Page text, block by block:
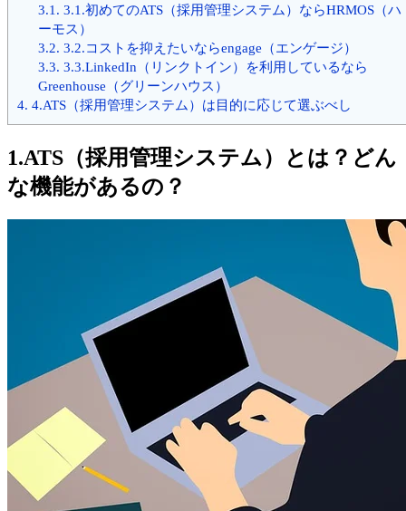
3.1. 3.1.初めてのATS（採用管理システム）ならHRMOS（ハ
ーモス）
3.2. 3.2.コストを抑えたいならengage（エンゲージ）
3.3. 3.3.LinkedIn（リンクトイン）を利用しているなら
Greenhouse（グリーンハウス）
4. 4.ATS（採用管理システム）は目的に応じて選ぶべし
1.ATS（採用管理システム）とは？どん
な機能があるの？